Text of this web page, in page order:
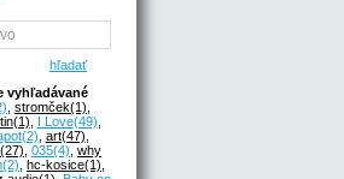
hľadať
vyhľadávané
stromček(1)
(1) I Love(49)
(2) art(47)
(27) 035(4) why
(2) hc-kosice(1)